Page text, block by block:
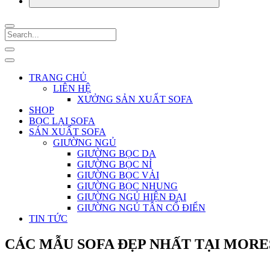
TRANG CHỦ
LIÊN HỆ
XƯỞNG SẢN XUẤT SOFA
SHOP
BỌC LẠI SOFA
SẢN XUẤT SOFA
GIƯỜNG NGỦ
GIƯỜNG BỌC DA
GIƯỜNG BỌC NỈ
GIƯỜNG BỌC VẢI
GIƯỜNG BỌC NHUNG
GIƯỜNG NGỦ HIỆN ĐẠI
GIƯỜNG NGỦ TÂN CỔ ĐIỂN
TIN TỨC
CÁC MẪU SOFA ĐẸP NHẤT TẠI